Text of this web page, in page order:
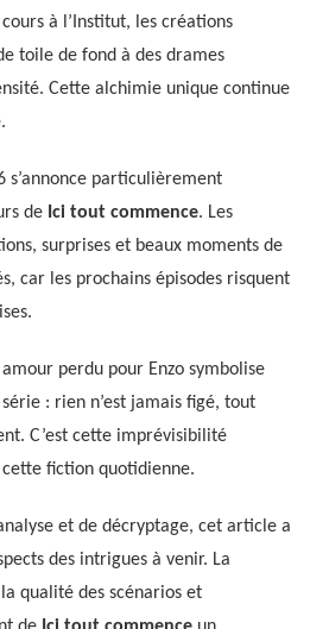
à l’Institut, les créations
toile de fond à des drames
Cette alchimie unique continue
s’annonce particulièrement
de Ici tout commence. Les
surprises et beaux moments de
car les prochains épisodes risquent
perdu pour Enzo symbolise
: rien n’est jamais figé, tout
C’est cette imprévisibilité
fiction quotidienne.
et de décryptage, cet article a
des intrigues à venir. La
qualité des scénarios et